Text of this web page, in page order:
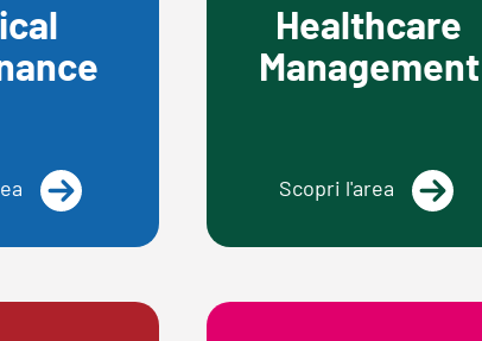
Healthcare
Management
Scopri l'area